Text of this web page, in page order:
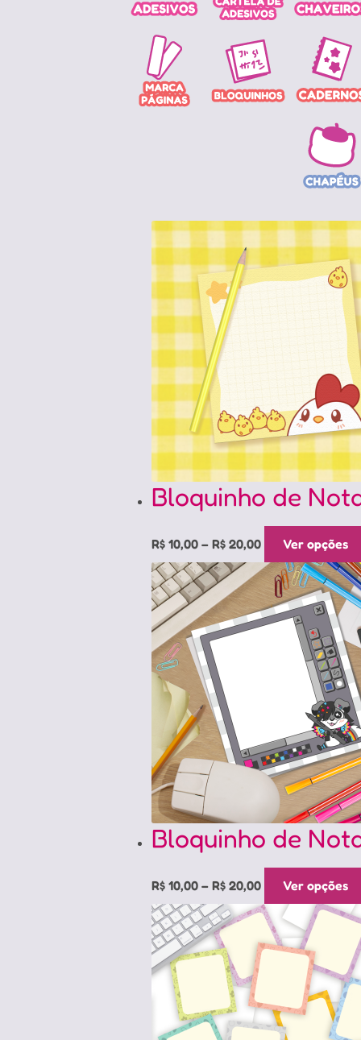
Bloquinho de
R$ 10,00 – R$ 20,00
R$ 10,00
through
R$ 20,00
Ver opções
Bloquinho de
R$ 10,00 – R$ 20,00
R$ 10,00
through
R$ 20,00
Ver opções